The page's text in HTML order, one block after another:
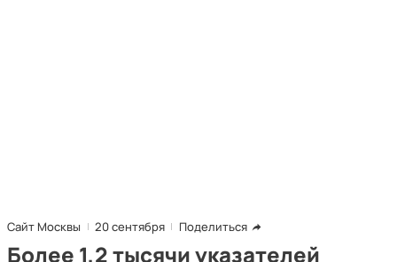
Сайт Москвы 20 сентября Поделиться
Более 1,2 тысячи указателей